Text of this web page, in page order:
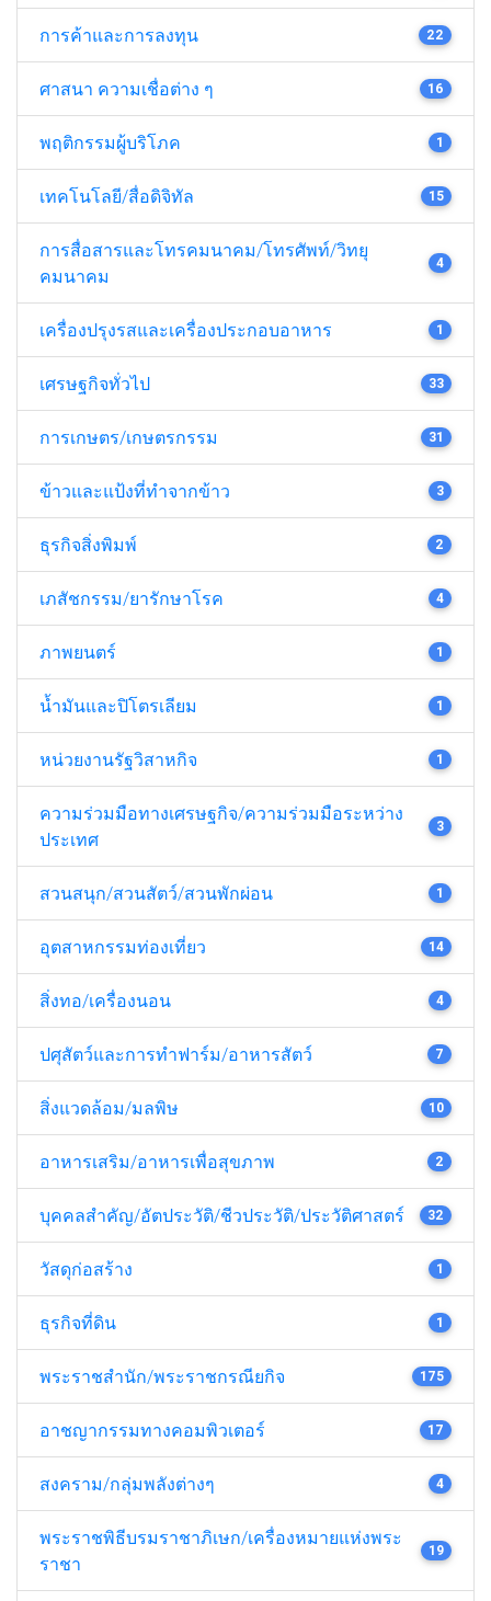
การค้าและการลงทุน 22
ศาสนา ความเชื่อต่าง ๆ 16
พฤติกรรมผู้บริโภค 1
เทคโนโลยี/สื่อดิจิทัล 15
การสื่อสารและโทรคมนาคม/โทรศัพท์/วิทยุ
คมนาคม
4
เครื่องปรุงรสและเครื่องประกอบอาหาร 1
เศรษฐกิจทั่วไป 33
การเกษตร/เกษตรกรรม 31
ข้าวและแป้งที่ทำจากข้าว 3
ธุรกิจสิ่งพิมพ์ 2
เภสัชกรรม/ยารักษาโรค 4
ภาพยนตร์ 1
น้ำมันและปิโตรเลียม 1
หน่วยงานรัฐวิสาหกิจ 1
ความร่วมมือทางเศรษฐกิจ/ความร่วมมือระหว่าง
ประเทศ
3
สวนสนุก/สวนสัตว์/สวนพักผ่อน 1
อุตสาหกรรมท่องเที่ยว 14
สิ่งทอ/เครื่องนอน 4
ปศุสัตว์และการทำฟาร์ม/อาหารสัตว์ 7
สิ่งแวดล้อม/มลพิษ 10
อาหารเสริม/อาหารเพื่อสุขภาพ 2
บุคคลสำคัญ/อัตประวัติ/ชีวประวัติ/ประวัติศาสตร์ 32
วัสดุก่อสร้าง 1
ธุรกิจที่ดิน 1
พระราชสำนัก/พระราชกรณียกิจ 175
อาชญากรรมทางคอมพิวเตอร์ 17
สงคราม/กลุ่มพลังต่างๆ 4
พระราชพิธีบรมราชาภิเษก/เครื่องหมายแห่งพระ
ราชา
19